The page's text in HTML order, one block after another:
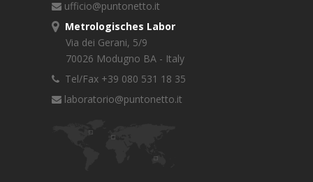
ufficio@puntonetto.it
Metrologisches Labor
Via dei Gerani, 5/9
70026 Modugno BA - Italy
Tel/Fax +39 080 531 18 35
laboratorio@puntonetto.it